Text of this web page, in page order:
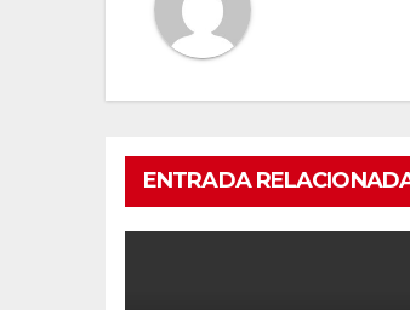
ENTRADA